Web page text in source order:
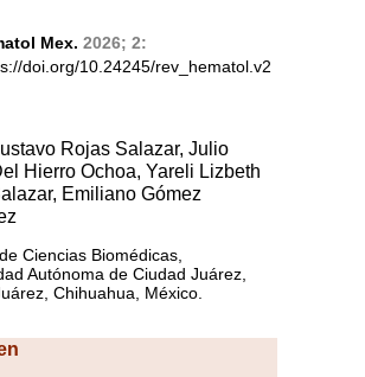
Mex. 2026; 2:
doi.org/10.24245/rev_hematol.v2
Rojas Salazar, Julio
Hierro Ochoa, Yareli Lizbeth
Emiliano Gómez
Ciencias Biomédicas,
Autónoma de Ciudad Juárez,
Chihuahua, México.